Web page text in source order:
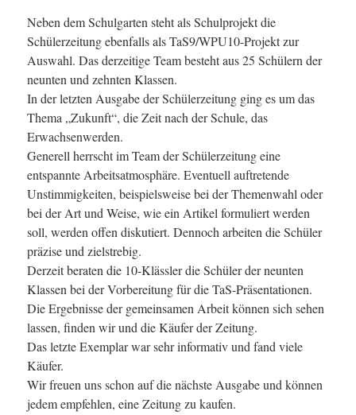
Neben dem Schulgarten steht als Schulprojekt die
Schülerzeitung ebenfalls als TaS9/WPU10-Projekt zur
Auswahl. Das derzeitige Team besteht aus 25 Schülern der
neunten und zehnten Klassen.
In der letzten Ausgabe der Schülerzeitung ging es um das
Thema „Zukunft“, die Zeit nach der Schule, das
Erwachsenwerden.
Generell herrscht im Team der Schülerzeitung eine
entspannte Arbeitsatmosphäre. Eventuell auftretende
Unstimmigkeiten, beispielsweise bei der Themenwahl oder
bei der Art und Weise, wie ein Artikel formuliert werden
soll, werden offen diskutiert. Dennoch arbeiten die Schüler
präzise und zielstrebig.
Derzeit beraten die 10-Klässler die Schüler der neunten
Klassen bei der Vorbereitung für die TaS-Präsentationen.
Die Ergebnisse der gemeinsamen Arbeit können sich sehen
lassen, finden wir und die Käufer der Zeitung.
Das letzte Exemplar war sehr informativ und fand viele
Käufer.
Wir freuen uns schon auf die nächste Ausgabe und können
jedem empfehlen, eine Zeitung zu kaufen.